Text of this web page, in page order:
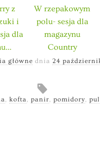
z
i
dla
W rzepakowym
polu- sesja dla
magazynu
Country
główne dnia 24
, kofta, panir, pomidory,